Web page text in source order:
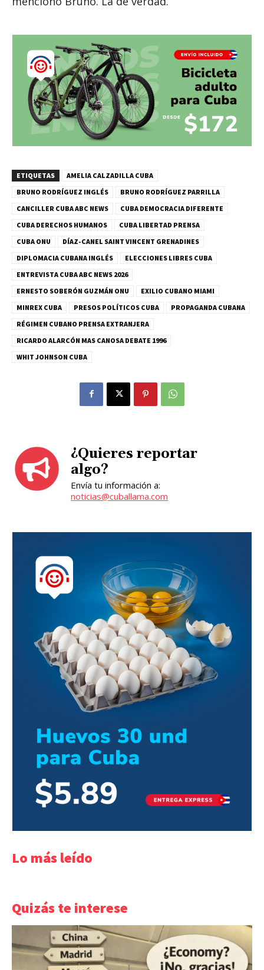
ETIQUETAS
AMELIA CALZADILLA CUBA
BRUNO RODRÍGUEZ INGLÉS
BRUNO RODRÍGUEZ PARRILLA
CANCILLER CUBA ABC NEWS
CUBA DEMOCRACIA DIFERENTE
CUBA DERECHOS HUMANOS
CUBA LIBERTAD PRENSA
CUBA ONU
DÍAZ-CANEL SAINT VINCENT GRENADINES
DIPLOMACIA CUBANA INGLÉS
ELECCIONES LIBRES CUBA
ENTREVISTA CUBA ABC NEWS 2026
ERNESTO SOBERÓN GUZMÁN ONU
EXILIO CUBANO MIAMI
MINREX CUBA
PRESOS POLÍTICOS CUBA
PROPAGANDA CUBANA
RÉGIMEN CUBANO PRENSA EXTRANJERA
RICARDO ALARCÓN MAS CANOSA DEBATE 1996
WHIT JOHNSON CUBA
¿Quieres reportar
algo?
Envía tu información a:
noticias@cuballama.com
Lo más leído
Quizás te interese